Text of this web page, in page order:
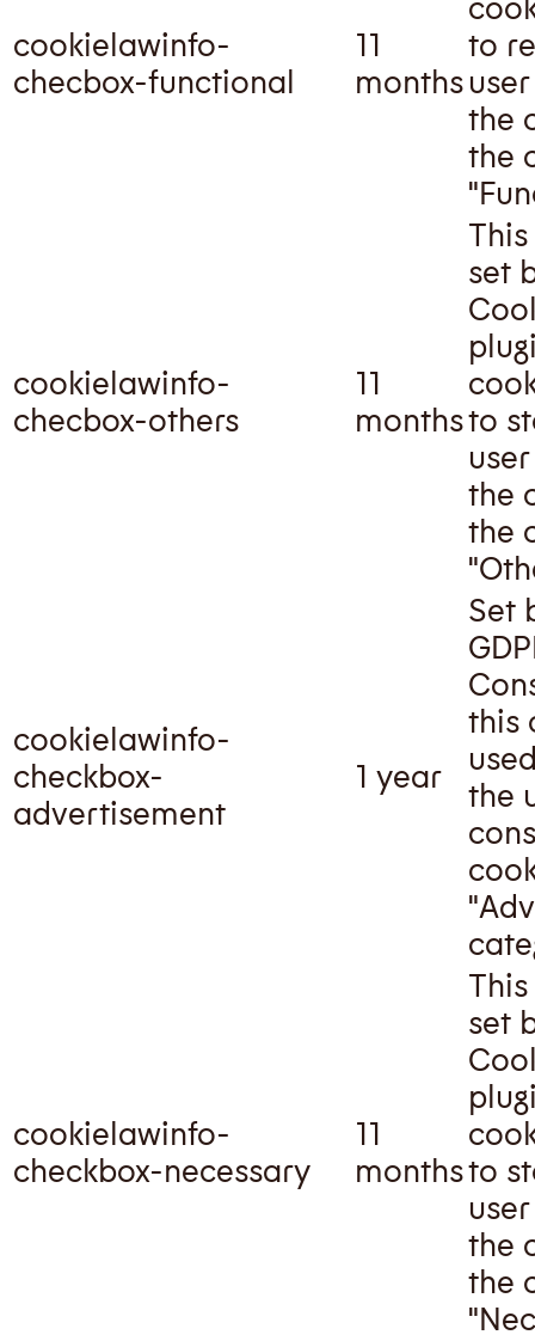
cookielawinfo-
checbox-functional
11
months
to
the
the
cookielawinfo-
checbox-others
11
months
set
to
the
the
cookielawinfo-
checkbox-
advertisement
1 year
Set
this
the
cookielawinfo-
checkbox-necessary
11
months
set
to
the
the